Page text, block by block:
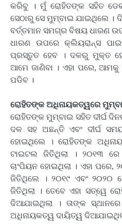
କରିବୁ । ମୁଁ ରୋହିତଙ୍କ ସହିତ
ସେଠାରୁ ସେ ମୁମ୍ବାଇ ଯାଇଥିଲେ ।
ବର୍ତ୍ତମାନ ସମଗ୍ର ବିଷୟ ଧାରଣ
ଧାରଣ ଉପରେ କ୍ଲିୟରାନ୍ସ
ପ୍ରସ୍ତୁତ ହେବ । ଦଳରୁ ମୁକ୍ତ
ଆମେ ଜାଣିବା । ଏହା ପରେ,
ପଡିବ ।
ରୋହିତଙ୍କ ଅଧିନାୟକତ୍ୱରେ
ରୋହିତଙ୍କ ମୁମ୍ବାଇ ସହିତ ଦୀର୍ଘ
ଦଳ ସହ ଅଛନ୍ତି ଏବଂ ଦୀର୍ଘ
ହୋଇଥିଲେ । ରୋହିତଙ୍କ
ଟାଇଟଲ ଜିତିଥିଲା । ୨୦୧୩
ଚାଂପିୟନ ହୋଇଥିଲା । ଏହା ପରେ,
ଜିତିଥିଲେ । ୨୦୧୯ ଏବଂ
ଜିତିଥିଲା । ତେବେ ଏହା ସତ୍ୱେ
ଦିଆଯାଇଥିଲା । ତାଙ୍କ
ଅଧିନାୟକତ୍ୱ ଦାୟିତ୍ୱ